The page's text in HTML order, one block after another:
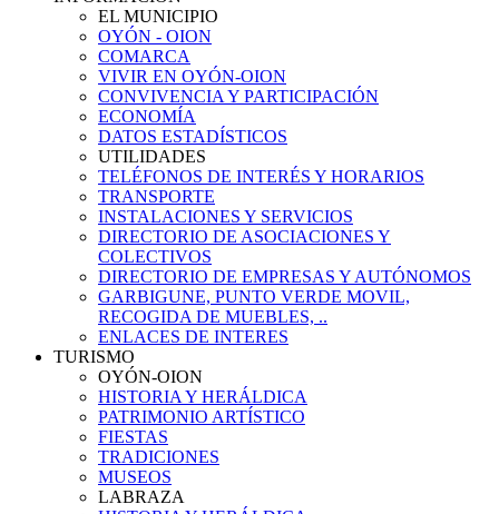
EL MUNICIPIO
OYÓN - OION
COMARCA
VIVIR EN OYÓN-OION
CONVIVENCIA Y PARTICIPACIÓN
ECONOMÍA
DATOS ESTADÍSTICOS
UTILIDADES
TELÉFONOS DE INTERÉS Y HORARIOS
TRANSPORTE
INSTALACIONES Y SERVICIOS
DIRECTORIO DE ASOCIACIONES Y
COLECTIVOS
DIRECTORIO DE EMPRESAS Y AUTÓNOMOS
GARBIGUNE, PUNTO VERDE MOVIL,
RECOGIDA DE MUEBLES, ..
ENLACES DE INTERES
TURISMO
OYÓN-OION
HISTORIA Y HERÁLDICA
PATRIMONIO ARTÍSTICO
FIESTAS
TRADICIONES
MUSEOS
LABRAZA